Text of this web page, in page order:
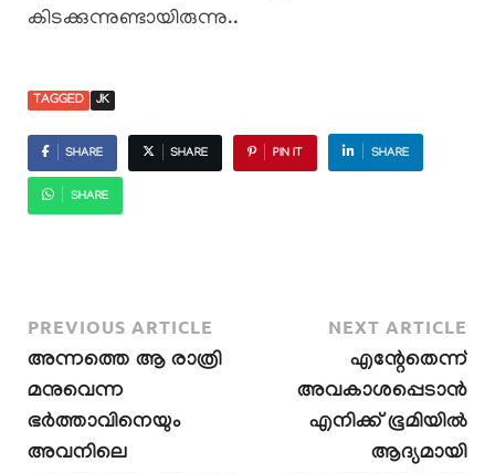
കിടക്കുന്നുണ്ടായിരുന്നു..
TAGGED JK
SHARE SHARE PIN IT SHARE
SHARE
PREVIOUS ARTICLE
അന്നത്തെ ആ രാത്രി
മനുവെന്ന
ഭർത്താവിനെയും
അവനിലെ
NEXT ARTICLE
എന്റേതെന്ന്
അവകാശപ്പെടാൻ
എനിക്ക് ഭൂമിയിൽ
ആദ്യമായി